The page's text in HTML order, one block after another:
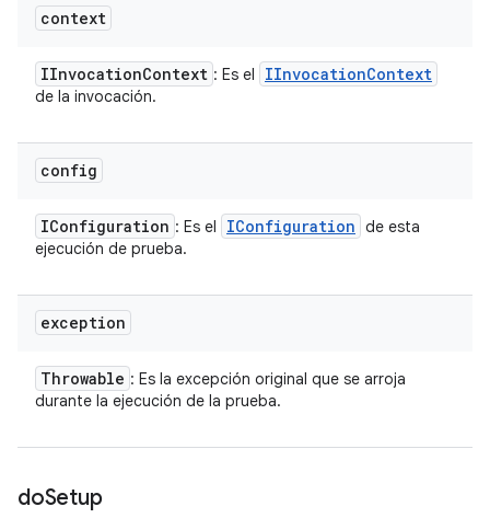
context
IInvocationContext : Es el IInvocationContext
de la invocación.
config
IConfiguration : Es el IConfiguration de esta
ejecución de prueba.
exception
Throwable : Es la excepción original que se arroja
durante la ejecución de la prueba.
doSetup